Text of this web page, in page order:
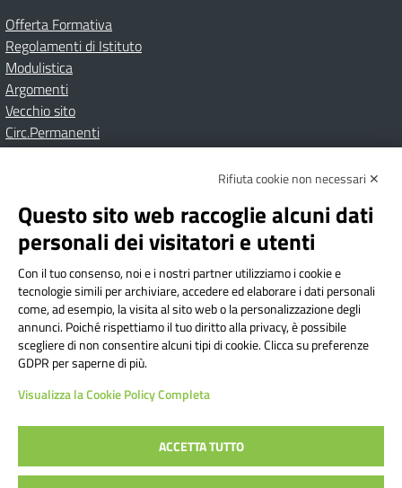
Offerta Formativa
Regolamenti di Istituto
Modulistica
Argomenti
Vecchio sito
Circ.Permanenti
Albo onlinePrivacy Policy
Dichiarazione di accessibilità
Note Legali
Istituto Comprensivo Bricherasio
Via Cesare Bollea n. 3 - 10064 Bricherasio (TO) | P.E.O.:
toic84200d@istruzione.it | P.E.C.:
toic84200d@pec.istruzione.it
Codice Fiscale: 94544620019 | Cod. Meccanografico:
TOIC84200D | Codice IPA: istsc_toic84200d | Codice
Univoco: UFYI9M
Sito web realizzato da AVVALE SPA|Concept & Design by
Rifiuta cookie non necessari ✕
Questo sito web raccoglie alcuni dati
personali dei visitatori e utenti
Con il tuo consenso, noi e i nostri partner utilizziamo i cookie e
tecnologie simili per archiviare, accedere ed elaborare i dati personali
come, ad esempio, la visita al sito web o la personalizzazione degli
annunci. Poiché rispettiamo il tuo diritto alla privacy, è possibile
scegliere di non consentire alcuni tipi di cookie. Clicca su preferenze
GDPR per saperne di più.
Visualizza la Cookie Policy Completa
ACCETTA TUTTO